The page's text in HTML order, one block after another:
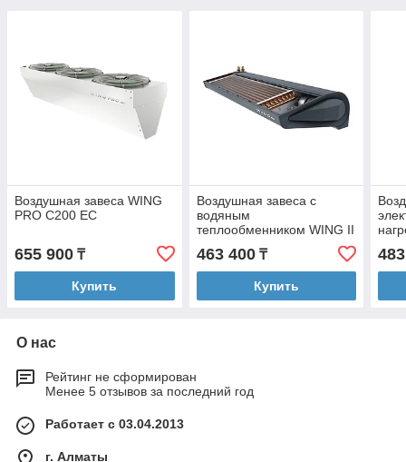
Воздушная завеса WING
PRO C200 EC
655 900 ₸
Купить
Воздушная завеса с
водяным
теплообменником WING II
W200 EC Серый антрацит
(RAL 7016)
463 400₸
Купить
О нас
Рейтинг не сформирован
Менее 5 отзывов за последний год
Работает с 03.04.2013
г. Алматы